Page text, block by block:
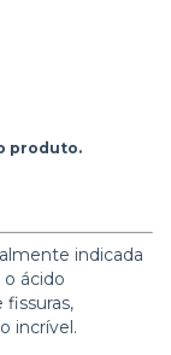
produto.
indicada
o ácido
incrível.